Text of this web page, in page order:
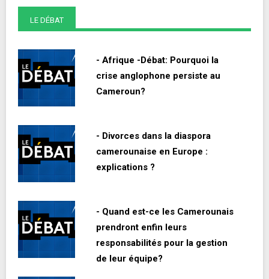
LE DÉBAT
- Afrique -Débat: Pourquoi la
crise anglophone persiste au
Cameroun?
- Divorces dans la diaspora
camerounaise en Europe :
explications ?
- Quand est-ce les Camerounais
prendront enfin leurs
responsabilités pour la gestion
de leur équipe?